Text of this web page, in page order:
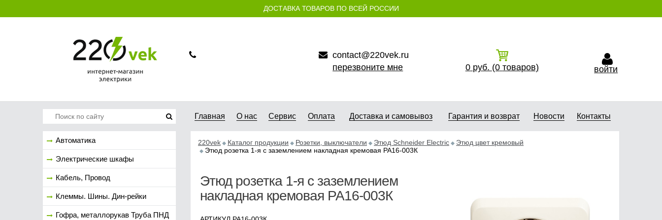
ДОСТАВКА ТОВАРОВ ПО ВСЕЙ РОССИИ
contact@220vek.ru
перезвоните мне
0 руб. (0 товаров) войти
Автоматика
Электрические шкафы
Кабель, Провод
Клеммы. Шины. Дин-рейки
Гофра, металлорукав Труба ПНД
Главная О нас Сервис Оплата Доставка и самовывоз Гарантия и возврат Новости Контакты
220vek Каталог продукции Розетки, выключатели Этюд Schneider Electric
Этюд цвет кремовый
Этюд розетка 1-я с заземлением накладная кремовая РА16-003К
Этюд розетка 1-я с заземлением
накладная кремовая РА16-003К